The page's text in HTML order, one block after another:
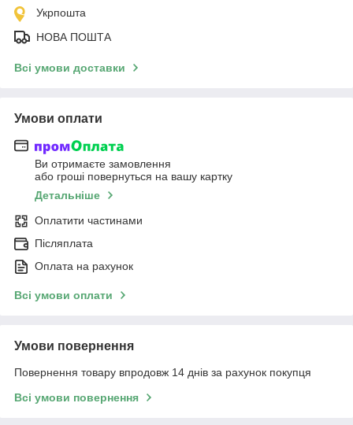
Укрпошта
НОВА ПОШТА
Всі умови доставки
Умови оплати
Ви отримаєте замовлення
або гроші повернуться на вашу картку
Детальніше
Оплатити частинами
Післяплата
Оплата на рахунок
Всі умови оплати
Умови повернення
Повернення товару впродовж 14 днів за рахунок покупця
Всі умови повернення